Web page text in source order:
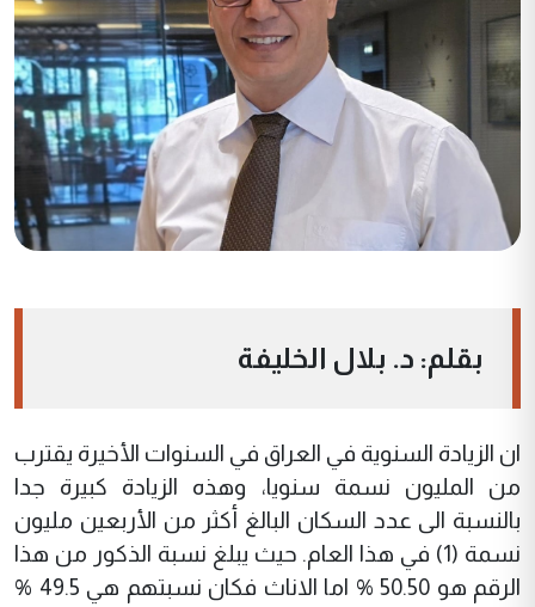
بقلم: د. بلال الخليفة
ان الزيادة السنوية في العراق في السنوات الأخيرة يقترب
من المليون نسمة سنويا، وهذه الزيادة كبيرة جدا
بالنسبة الى عدد السكان البالغ أكثر من الأربعين مليون
نسمة (1) في هذا العام. حيث يبلغ نسبة الذكور من هذا
الرقم هو 50.50 % اما الاناث فكان نسبتهم هي 49.5 %